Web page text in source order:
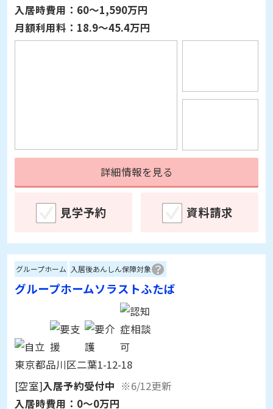
入居時費用： 60～1,590万円
月額利用料： 18.9～45.4万円
詳細情報を見る
見学予約 資料請求
グループホーム 入居後あんしん保障対象
グループホームソラストふたば
東京都品川区二葉1-12-18
[空室]入居予約受付中 ※6/12更新
入居時費用： 0～0万円